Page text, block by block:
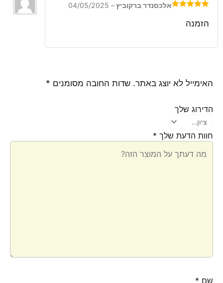
5
אלכסנדר ברקוביץ–
04/05/2025
הזמנה
האימייל לא יוצג באתר. שדות החובה מסומנים *
הדירוג שלך
חוות הדעת שלך *
שם *